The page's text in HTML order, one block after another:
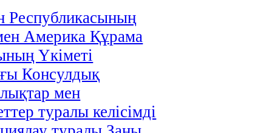
Республикасының
Америка Құрама
Үкіметі
Консулдық
мен
туралы келісімді